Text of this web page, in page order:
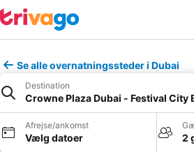
Se alle overnatningssteder i Dubai
Destination
Crowne Plaza Dubai - Festival City
Afrejse/ankomst
Vælg datoer 2